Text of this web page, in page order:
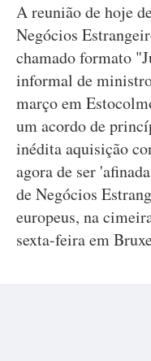
A reunião de hoje
Negócios
chamado formato
informal de
março em
um acordo de
inédita aquisição
agora de ser
de Negócios
europeus, na
sexta-feira em